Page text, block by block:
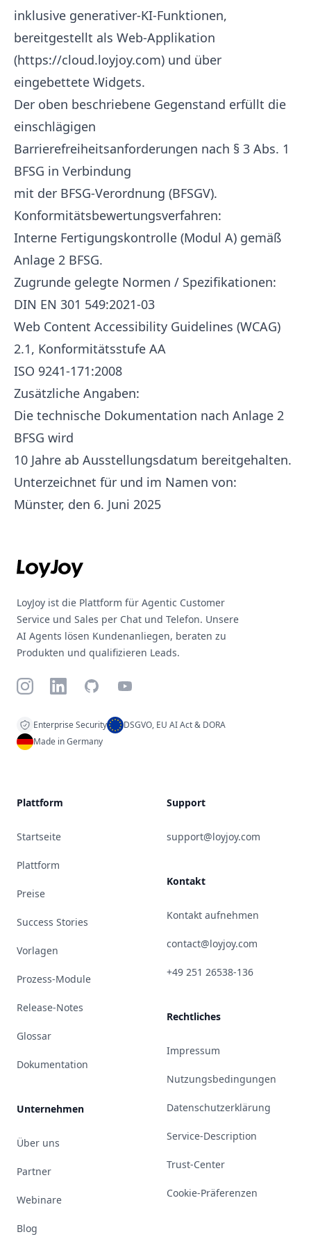
inklusive generativer-KI-Funktionen,
bereitgestellt als Web-Applikation
(https://cloud.loyjoy.com) und über
eingebettete Widgets.
Der oben beschriebene Gegenstand erfüllt die
einschlägigen
Barrierefreiheitsanforderungen nach § 3 Abs. 1
BFSG in Verbindung
mit der BFSG-Verordnung (BFSGV).
Konformitätsbewertungsverfahren:
Interne Fertigungskontrolle (Modul A) gemäß
Anlage 2 BFSG.
Zugrunde gelegte Normen / Spezifikationen:
DIN EN 301 549:2021-03
Web Content Accessibility Guidelines (WCAG)
2.1, Konformitätsstufe AA
ISO 9241-171:2008
Zusätzliche Angaben:
Die technische Dokumentation nach Anlage 2
BFSG wird
10 Jahre ab Ausstellungsdatum bereitgehalten.
Unterzeichnet für und im Namen von:
Münster, den 6. Juni 2025
LoyJoy ist die Plattform für Agentic Customer
Service und Sales per Chat und Telefon. Unsere
AI Agents lösen Kundenanliegen, beraten zu
Produkten und qualifizieren Leads.
InstagramLinkedInGitHubYouTube
Enterprise Security
DSGVO, EU AI Act & DORA
Made in Germany
Plattform
Startseite
Plattform
Preise
Success Stories
Vorlagen
Prozess-Module
Release-Notes
Glossar
Dokumentation
Unternehmen
Über uns
Partner
Webinare
Blog
Support
support@loyjoy.com
Kontakt
Kontakt aufnehmen
contact@loyjoy.com
+49 251 26538-136
Rechtliches
Impressum
Nutzungsbedingungen
Datenschutzerklärung
Service-Description
Trust-Center
Cookie-Präferenzen